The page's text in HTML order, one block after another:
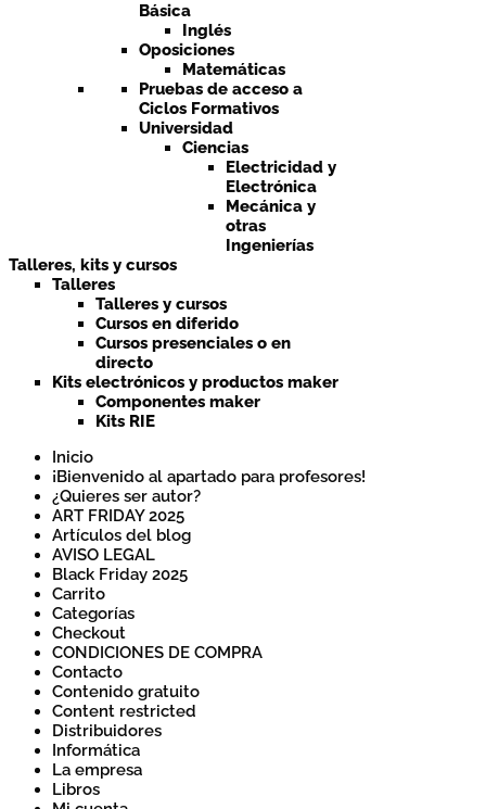
Básica
Inglés
Oposiciones
Matemáticas
Pruebas de acceso a
Ciclos Formativos
Universidad
Ciencias
Electricidad y
Electrónica
Mecánica y
otras
Ingenierías
Talleres, kits y cursos
Talleres
Talleres y cursos
Cursos en diferido
Cursos presenciales o en
directo
Kits electrónicos y productos maker
Componentes maker
Kits RIE
Inicio
¡Bienvenido al apartado para profesores!
¿Quieres ser autor?
ART FRIDAY 2025
Artículos del blog
AVISO LEGAL
Black Friday 2025
Carrito
Categorías
Checkout
CONDICIONES DE COMPRA
Contacto
Contenido gratuito
Content restricted
Distribuidores
Informática
La empresa
Libros